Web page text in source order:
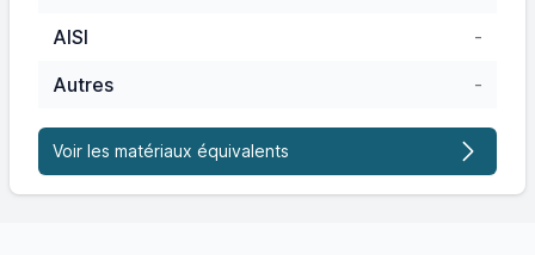
AISI
-
Autres
-
Voir les matériaux équivalents